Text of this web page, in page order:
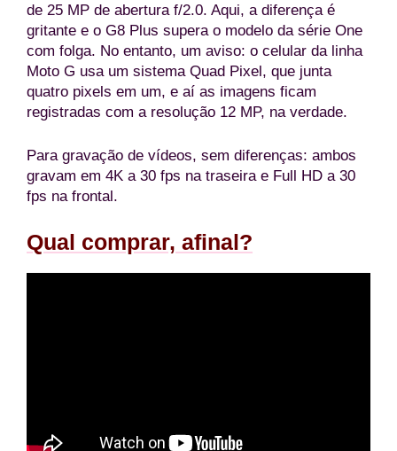
de 25 MP de abertura f/2.0. Aqui, a diferença é
gritante e o G8 Plus supera o modelo da série One
com folga. No entanto, um aviso: o celular da linha
Moto G usa um sistema Quad Pixel, que junta
quatro pixels em um, e aí as imagens ficam
registradas com a resolução 12 MP, na verdade.
Para gravação de vídeos, sem diferenças: ambos
gravam em 4K a 30 fps na traseira e Full HD a 30
fps na frontal.
Qual comprar, afinal?